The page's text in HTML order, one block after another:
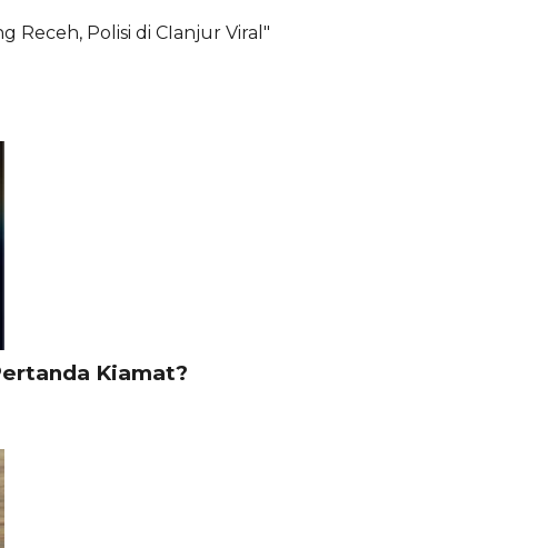
Receh, Polisi di CIanjur Viral"
Kiamat?